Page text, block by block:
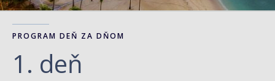
PROGRAM DEŇ ZA DŇOM
1. deň